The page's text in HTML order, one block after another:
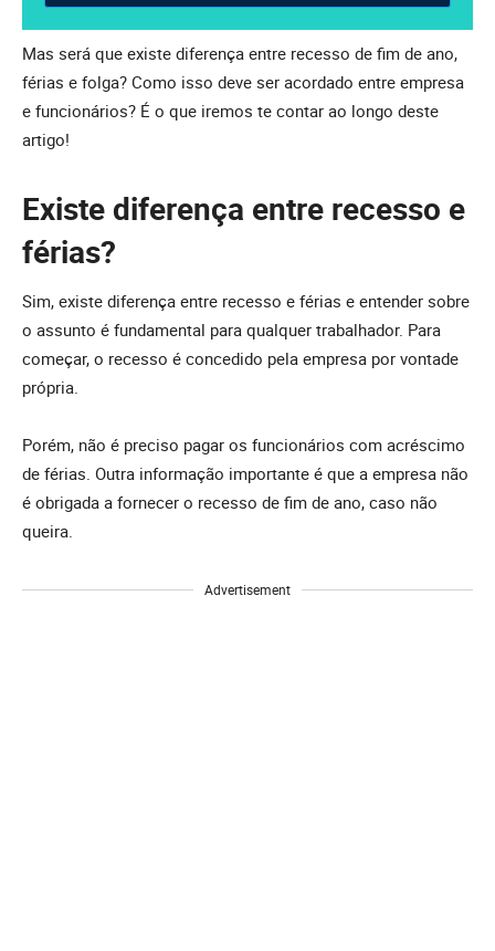
Mas será que existe diferença entre recesso de fim de ano,
férias e folga? Como isso deve ser acordado entre empresa
e funcionários? É o que iremos te contar ao longo deste
artigo!
Existe diferença entre recesso e
férias?
Sim, existe diferença entre recesso e férias e entender sobre
o assunto é fundamental para qualquer trabalhador. Para
começar, o recesso é concedido pela empresa por vontade
própria.
Porém, não é preciso pagar os funcionários com acréscimo
de férias. Outra informação importante é que a empresa não
é obrigada a fornecer o recesso de fim de ano, caso não
queira.
Advertisement